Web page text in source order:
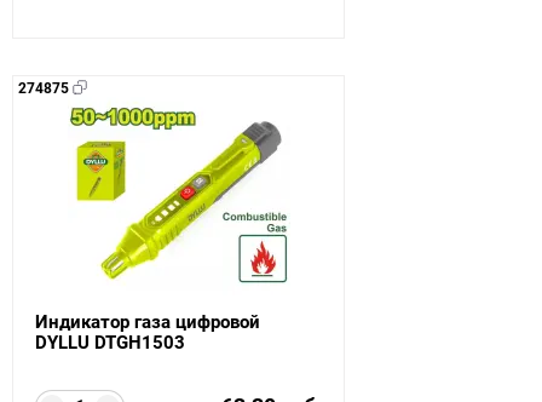
274875
Индикатор газа цифровой
DYLLU DTGH1503